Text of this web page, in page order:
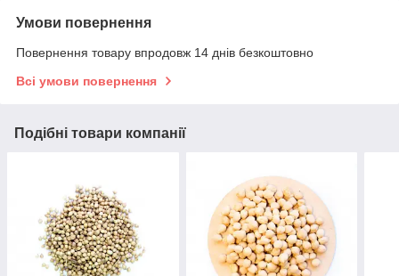
Умови повернення
Повернення товару впродовж 14 днів безкоштовно
Всі умови повернення
Подібні товари компанії